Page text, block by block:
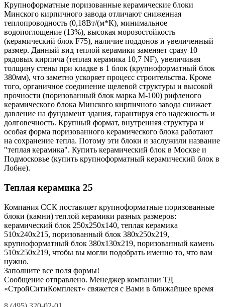
Крупноформатные поризованные керамические блоки
Минского кирпичного завода отличают сниженная
теплопроводность (0,18Вт/(м*К), минимальное
водопоглощение (13%), высокая морозостойкость
(керамический блок F75), наличие поддонов и увеличенный
размер. Данный вид теплой керамики заменяет сразу 10
рядовых кирпича (теплая керамика 10,7 NF), увеличивая
толщину стены при кладке в 1 блок (крупноформатный блок
380мм), что заметно ускоряет процесс строительства. Кроме
того, органичное соединение щелевой структуры и высокой
прочности (поризованный блок марка М-100) рифленого
керамического блока Минского кирпичного завода снижает
давление на фундамент здания, гарантируя его надежность и
долговечность. Крупный формат, внутренняя структура и
особая форма поризованного керамического блока работают
на сохранение тепла. Потому эти блоки и заслужили название
"теплая керамика". Купить керамический блок в Москве и
Подмосковье (купить крупноформатный керамический блок в
Лобне).
Теплая керамика 25
Компания ССК поставляет крупноформатные поризованные
блоки (камни) теплой керамики разных размеров:
керамический блок 250x250x140, теплая керамика
510х240х215, поризованный блок 380х250х219,
крупноформатный блок 380х130х219, поризованный камень
510х250х219, чтобы вы могли подобрать именно то, что вам
нужно.
Заполните все поля формы!
Сообщение отправлено. Менеджер компании ТД
«СтройСитиКомплект» свяжется с Вами в ближайшее время